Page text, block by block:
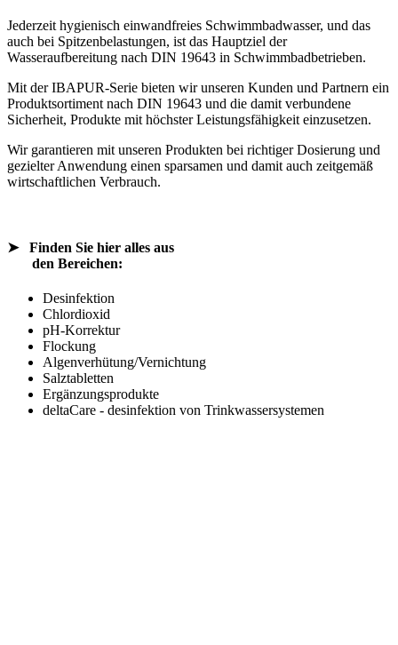
Jederzeit hygienisch einwandfreies Schwimmbadwasser, und das
auch bei Spitzenbelastungen, ist das Hauptziel der
Wasseraufbereitung nach DIN 19643 in Schwimmbadbetrieben.
Mit der IBAPUR-Serie bieten wir unseren Kunden und Partnern ein
Produktsortiment nach DIN 19643 und die damit verbundene
Sicherheit, Produkte mit höchster Leistungsfähigkeit einzusetzen.
Wir garantieren mit unseren Produkten bei richtiger Dosierung und
gezielter Anwendung einen sparsamen und damit auch zeitgemäß
wirtschaftlichen Verbrauch.
➤ Finden Sie hier alles aus
den Bereichen:
Desinfektion
Chlordioxid
pH-Korrektur
Flockung
Algenverhütung/Vernichtung
Salztabletten
Ergänzungsprodukte
deltaCare - desinfektion von Trinkwassersystemen